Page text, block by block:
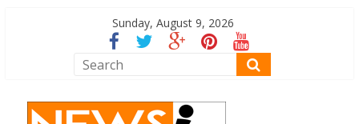
Sunday, August 9, 2026